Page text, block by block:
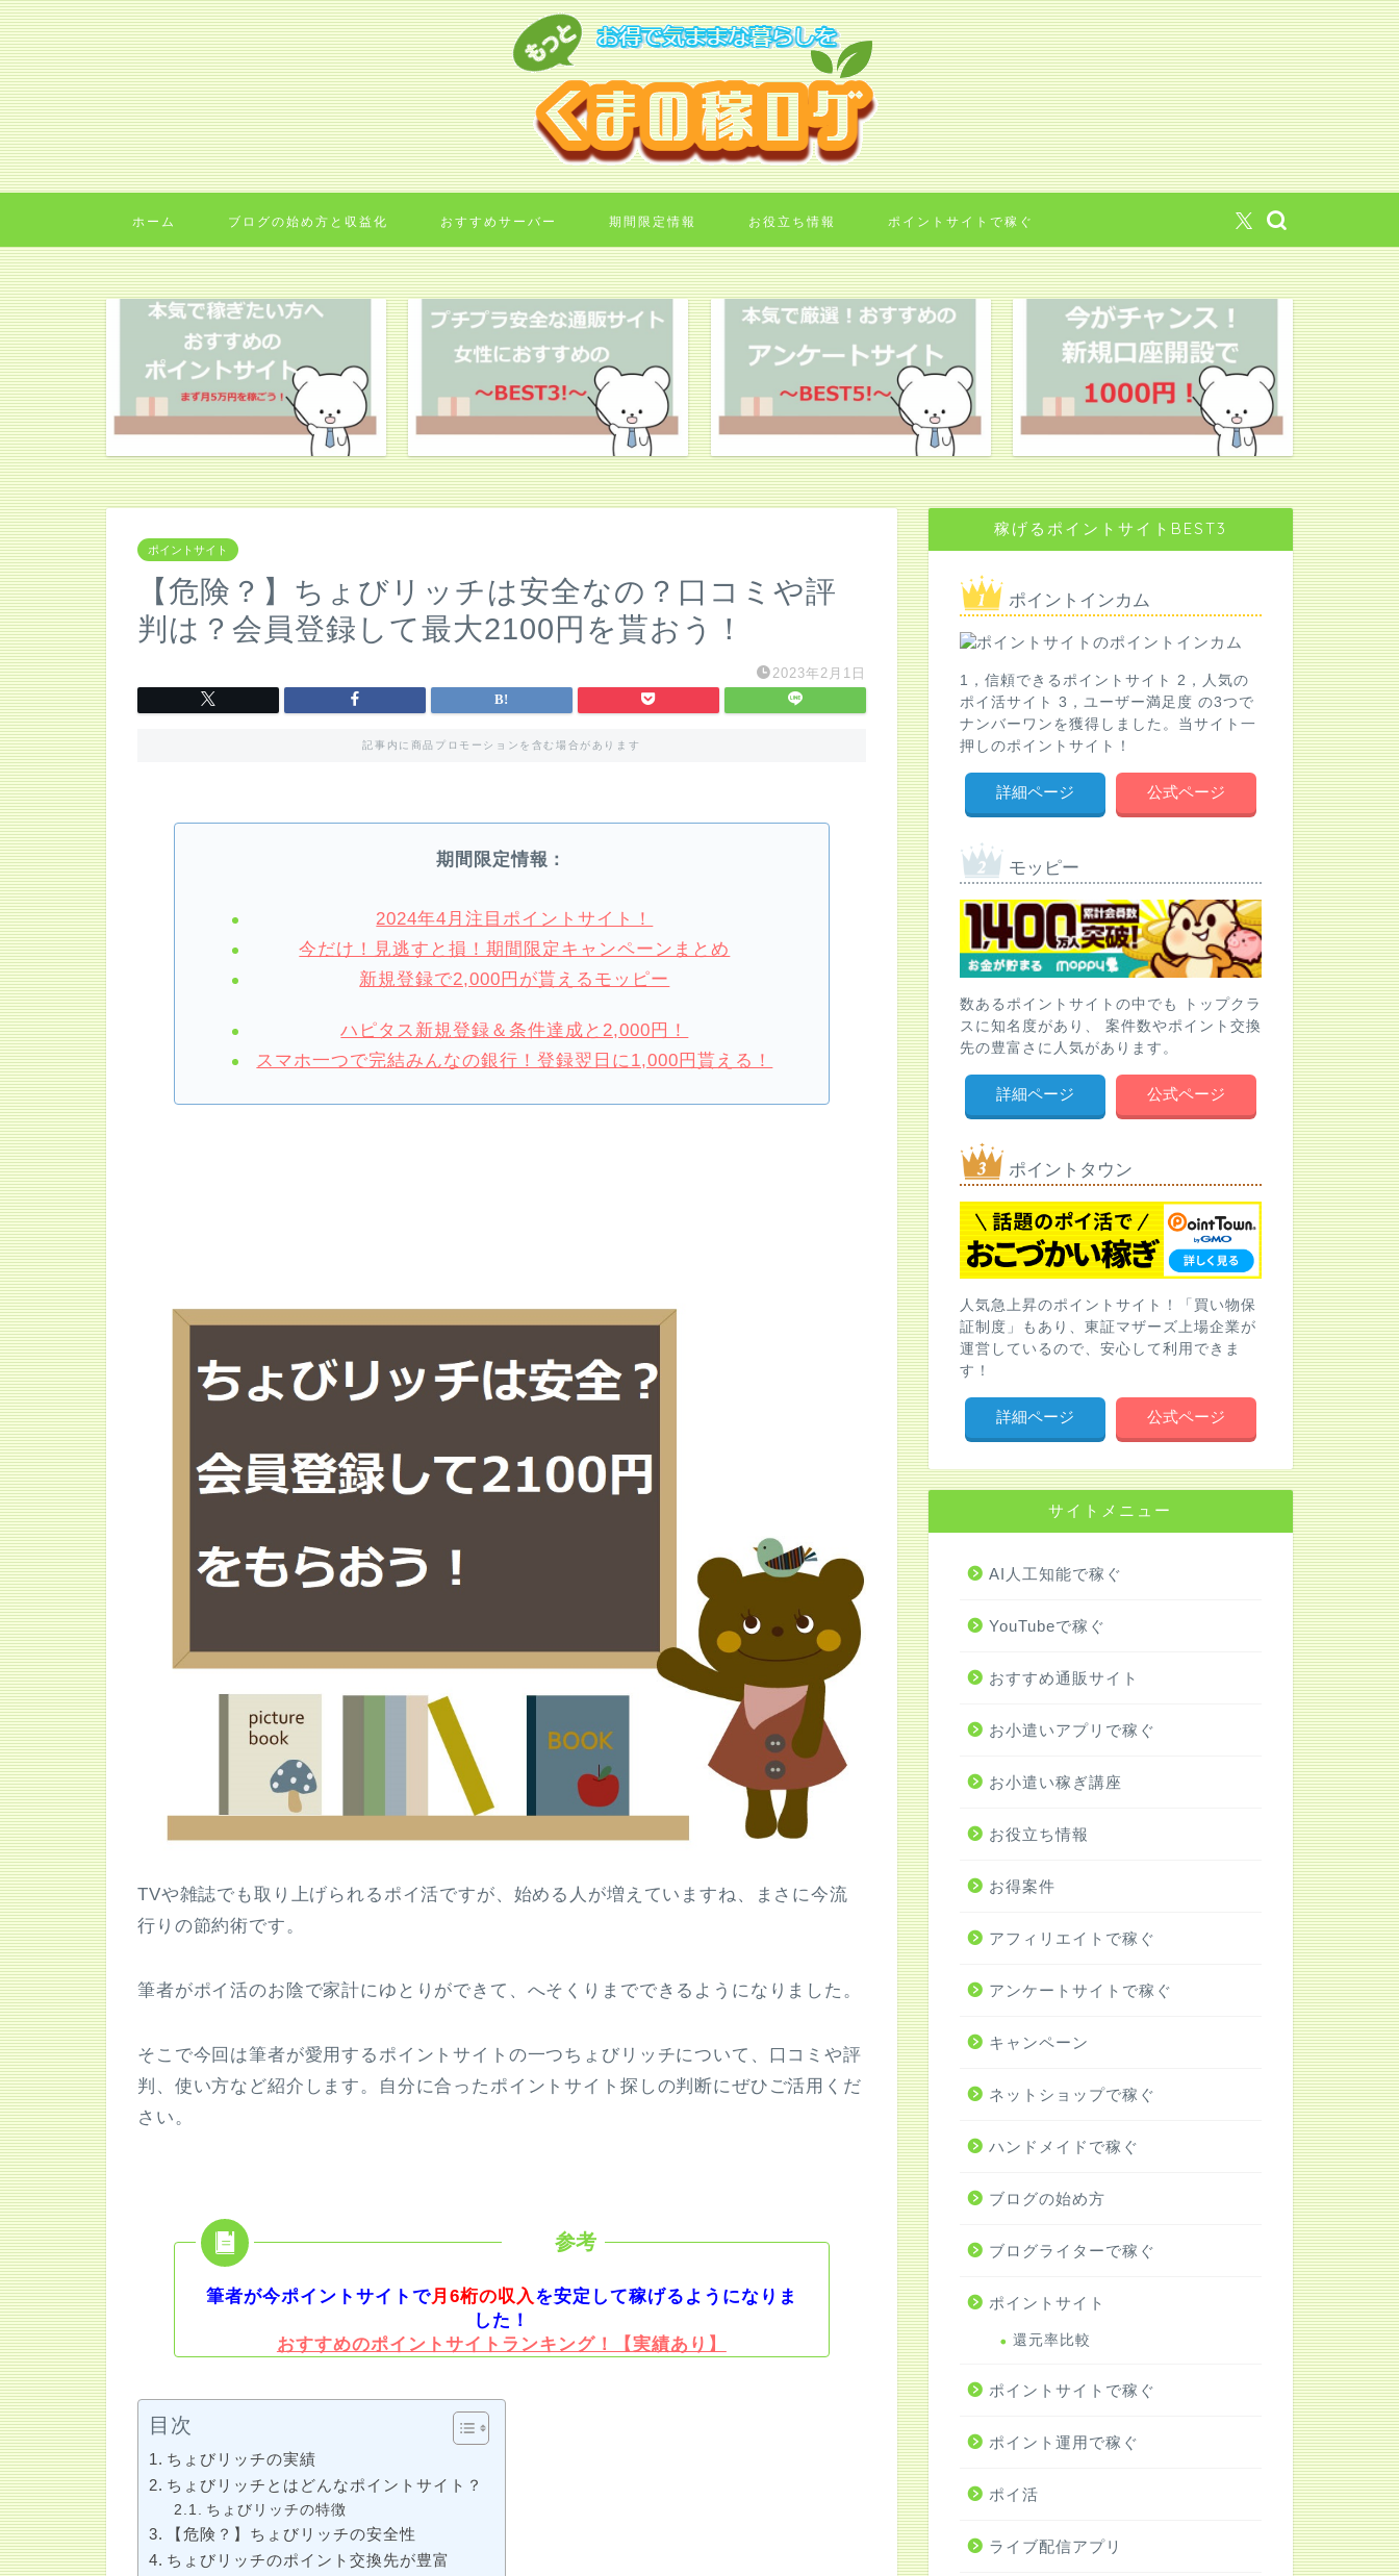
ホーム ブログの始め方と収益化 おすすめサーバー 期間限定情報 お役立ち情報 ポイントサイトで稼ぐ
ポイントサイト
【危険？】ちょびリッチは安全なの？口コミや評
判は？会員登録して最大2100円を貰おう！
2023年2月1日
記事内に商品プロモーションを含む場合があります
期間限定情報：
2024年4月注目ポイントサイト！
今だけ！見逃すと損！期間限定キャンペーンまとめ
新規登録で2,000円が貰えるモッピー
ハピタス新規登録＆条件達成と2,000円！
スマホ一つで完結みんなの銀行！登録翌日に1,000円貰える！
TVや雑誌でも取り上げられるポイ活ですが、始める人が増えていますね、まさに今流
行りの節約術です。
筆者がポイ活のお陰で家計にゆとりができて、へそくりまでできるようになりました。
そこで今回は筆者が愛用するポイントサイトの一つちょびリッチについて、口コミや評
判、使い方など紹介します。自分に合ったポイントサイト探しの判断にぜひご活用くだ
さい。
筆者が今ポイントサイトで月6桁の収入を安定して稼げるようになりま
した！
おすすめのポイントサイトランキング！【実績あり】
目次
ちょびリッチの実績
ちょびリッチとはどんなポイントサイト？
ちょびリッチの特徴
【危険？】ちょびリッチの安全性
ちょびリッチのポイント交換先が豊富
稼げるポイントサイトBEST3
ポイントインカム
1，信頼できるポイントサイト 2，人気の
ポイ活サイト 3，ユーザー満足度 の3つで
ナンバーワンを獲得しました。当サイト一
押しのポイントサイト！
詳細ページ 公式ページ
モッピー
数あるポイントサイトの中でも トップクラ
スに知名度があり、 案件数やポイント交換
先の豊富さに人気があります。
詳細ページ 公式ページ
ポイントタウン
人気急上昇のポイントサイト！「買い物保
証制度」もあり、東証マザーズ上場企業が
運営しているので、安心して利用できま
す！
詳細ページ 公式ページ
サイトメニュー
AI人工知能で稼ぐ
YouTubeで稼ぐ
おすすめ通販サイト
お小遣いアプリで稼ぐ
お小遣い稼ぎ講座
お役立ち情報
お得案件
アフィリエイトで稼ぐ
アンケートサイトで稼ぐ
キャンペーン
ネットショップで稼ぐ
ハンドメイドで稼ぐ
ブログの始め方
ブログライターで稼ぐ
ポイントサイト
還元率比較
ポイントサイトで稼ぐ
ポイント運用で稼ぐ
ポイ活
ライブ配信アプリ